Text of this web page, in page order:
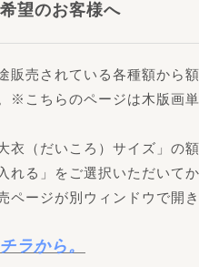
望のお客様へ
販売されている各種額から
※こちらのページは木版画
衣（だいころ）サイズ」の
れる」をご選択いただいて
ページが別ウィンドウで開
ラから。